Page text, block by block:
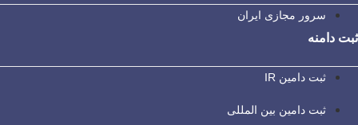
سرور مجازی ایران
ثبت دامنه
ثبت دامین IR
ثبت دامین بین المللی